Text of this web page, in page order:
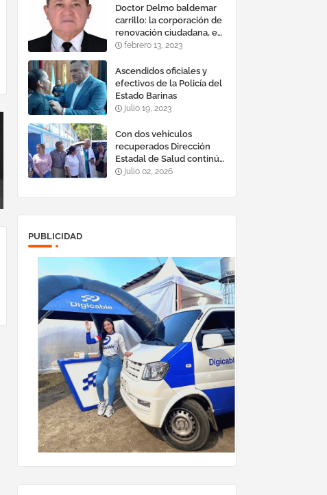
megavatios al sistema
eléctrico nacional
Doctor Delmo baldemar
carrillo: la corporación de
renovación ciudadana, es
un banco mundial de
febrero 13, 2023
Ascendidos oficiales y
efectivos de la Policía del
Estado Barinas
julio 19, 2023
Con dos vehículos
recuperados Dirección
Estadal de Salud continúa
plan de refacción de su
julio 02, 2026
PUBLICIDAD